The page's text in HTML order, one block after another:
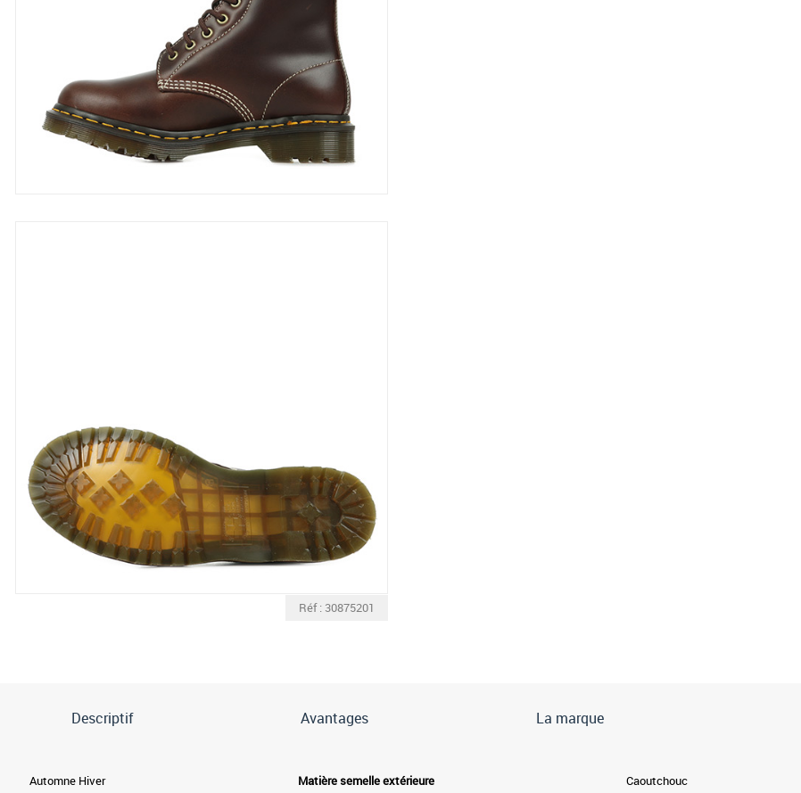
Réf : 30875201
Descriptif Avantages La marque
Automne Hiver Matière semelle extérieure Caoutchouc